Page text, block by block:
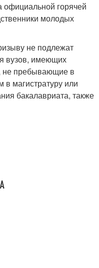
официальной горячей
молодых
не подлежат
вузов, имеющих
не пребывающие в
в магистратуру или
бакалавриата, также